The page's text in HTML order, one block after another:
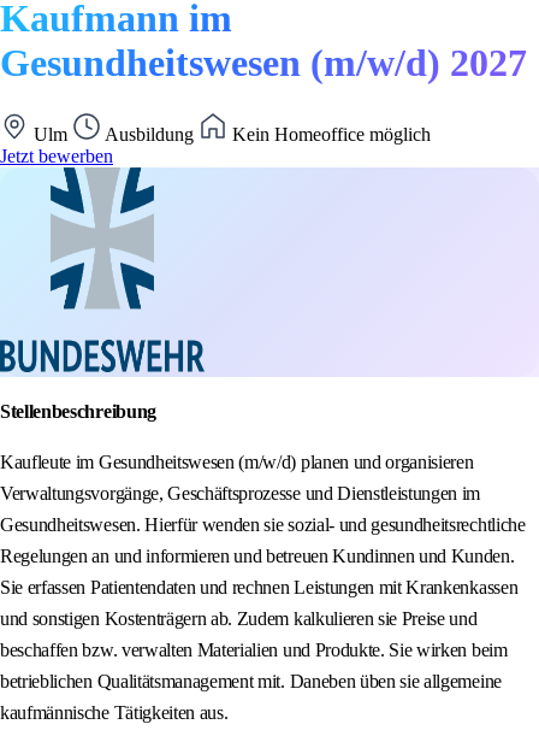
Kaufmann im
Gesundheitswesen (m/w/d) 2027
Ulm Ausbildung
Kein Homeoffice möglich
Jetzt bewerben
Stellenbeschreibung
Kaufleute im Gesundheitswesen (m/w/d) planen und organisieren
Verwaltungsvorgänge, Geschäftsprozesse und Dienstleistungen im
Gesundheitswesen. Hierfür wenden sie sozial- und gesundheitsrechtliche
Regelungen an und informieren und betreuen Kundinnen und Kunden.
Sie erfassen Patientendaten und rechnen Leistungen mit Krankenkassen
und sonstigen Kostenträgern ab. Zudem kalkulieren sie Preise und
beschaffen bzw. verwalten Materialien und Produkte. Sie wirken beim
betrieblichen Qualitätsmanagement mit. Daneben üben sie allgemeine
kaufmännische Tätigkeiten aus.